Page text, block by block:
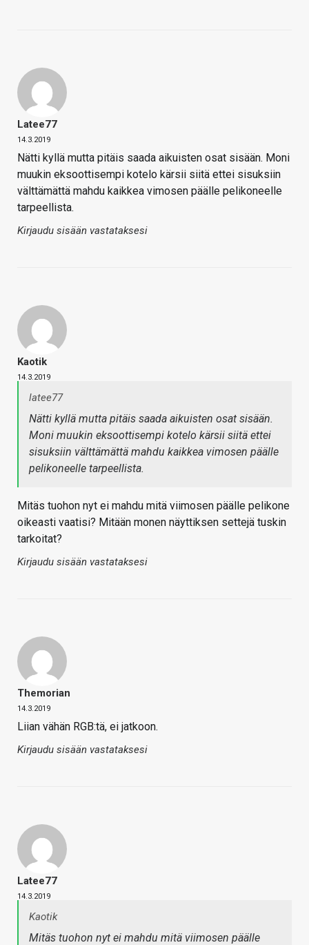
Latee77
14.3.2019
Nätti kyllä mutta pitäis saada aikuisten osat sisään. Moni
muukin eksoottisempi kotelo kärsii siitä ettei sisuksiin
välttämättä mahdu kaikkea vimosen päälle pelikoneelle
tarpeellista.
Kirjaudu sisään vastataksesi
Kaotik
14.3.2019
latee77
Nätti kyllä mutta pitäis saada aikuisten osat sisään.
Moni muukin eksoottisempi kotelo kärsii siitä ettei
sisuksiin välttämättä mahdu kaikkea vimosen päälle
pelikoneelle tarpeellista.
Mitäs tuohon nyt ei mahdu mitä viimosen päälle pelikone
oikeasti vaatisi? Mitään monen näyttiksen settejä tuskin
tarkoitat?
Kirjaudu sisään vastataksesi
Themorian
14.3.2019
Liian vähän RGB:tä, ei jatkoon.
Kirjaudu sisään vastataksesi
Latee77
14.3.2019
Kaotik
Mitäs tuohon nyt ei mahdu mitä viimosen päälle